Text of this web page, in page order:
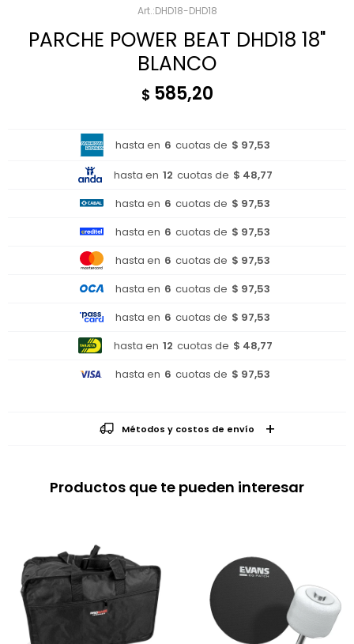
DHD18-DHD18
PARCHE POWER BEAT DHD18 18"
BLANCO
$ 585,20
hasta en 6 cuotas de $ 97,53
hasta en 12 cuotas de $ 48,77
hasta en 6 cuotas de $ 97,53
hasta en 6 cuotas de $ 97,53
hasta en 6 cuotas de $ 97,53
hasta en 6 cuotas de $ 97,53
hasta en 6 cuotas de $ 97,53
hasta en 12 cuotas de $ 48,77
hasta en 6 cuotas de $ 97,53
Métodos y costos de envío
Productos que te pueden interesar